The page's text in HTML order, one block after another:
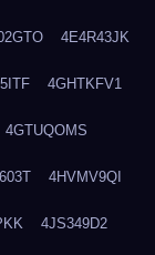
4E4R43JK
4GHTKFV1
4GTUQOMS
4HVMV9QI
4JS349D2